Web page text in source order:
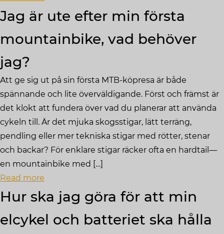
Jag är ute efter min första
mountainbike, vad behöver
jag?
Att ge sig ut på sin första MTB‑köpresa är både
spännande och lite överväldigande. Först och främst är
det klokt att fundera över vad du planerar att använda
cykeln till. Är det mjuka skogsstigar, lätt terräng,
pendling eller mer tekniska stigar med rötter, stenar
och backar? För enklare stigar räcker ofta en hardtail—
en mountainbike med […]
Read more
Hur ska jag göra för att min
elcykel och batteriet ska hålla